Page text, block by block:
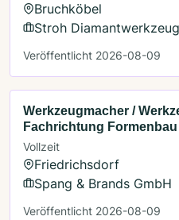
Bruchköbel
Stroh
Veröffentlicht 2026-08-09
Werkzeugmacher /
Fachrichtung Formenbau
Vollzeit
Friedrichsdorf
Spang & Brands GmbH
Veröffentlicht 2026-08-09